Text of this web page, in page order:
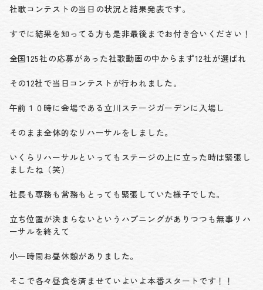
社歌コンテストの当日の状況と結果発表です。
すでに結果を知ってる方も是非最後までお付き合いください！
全国125社の応募があった社歌動画の中からまず12社が選ばれ
その12社で当日コンテストが行われました。
午前１０時に会場である立川ステージガーデンに入場し
そのまま全体的なリハーサルをしました。
いくらリハーサルといってもステージの上に立った時は緊張し
ましたね（笑）
社長も専務も常務もとっても緊張していた様子でした。
立ち位置が決まらないというハプニングがありつつも無事リハ
ーサルを終えて
小一時間お昼休憩がありました。
そこで各々昼食を済ませていよいよ本番スタートです！！